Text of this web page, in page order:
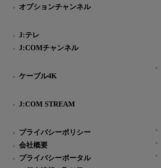
オプションチャンネル
J:テレ
J:COMチャンネル
ケーブル4K
J:COM STREAM
プライバシーポリシー
会社概要
プライバシーポータル